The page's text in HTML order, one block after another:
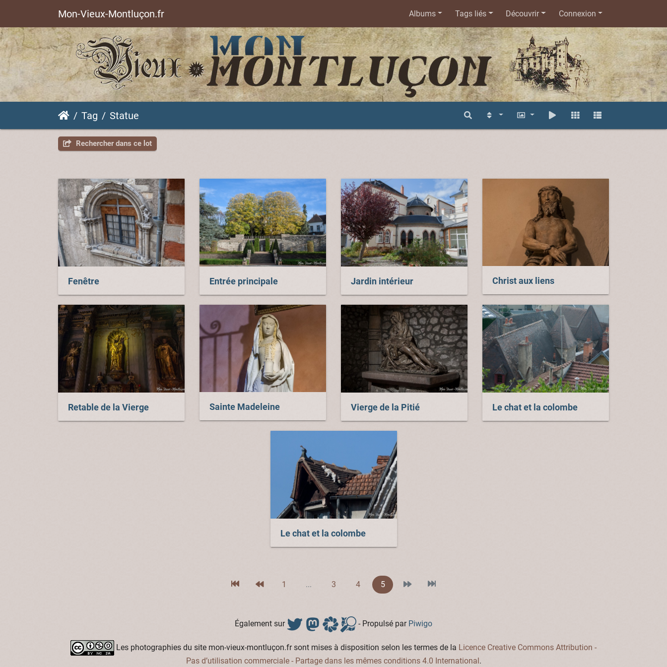
Mon-Vieux-Montluçon.fr Albums Tags liés Découvrir Connexion
Tag Statue
Rechercher dans ce lot
Fenêtre Entrée principale Jardin intérieur Christ aux liens
Retable de la Vierge Sainte Madeleine Vierge de la Pitié Le chat et la colombe
Le chat et la colombe
1 ... 3 4 5
Également sur - Propulsé par Piwigo
Les photographies du site mon-vieux-montluçon.fr sont mises à disposition selon les termes de la Licence Creative Commons Attribution -
Pas d’utilisation commerciale - Partage dans les mêmes conditions 4.0 International.